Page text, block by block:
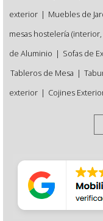
exterior | Muebles de
mesas hostelería
de Aluminio | Sofas de
Tableros de Mesa |
exterior | Cojines